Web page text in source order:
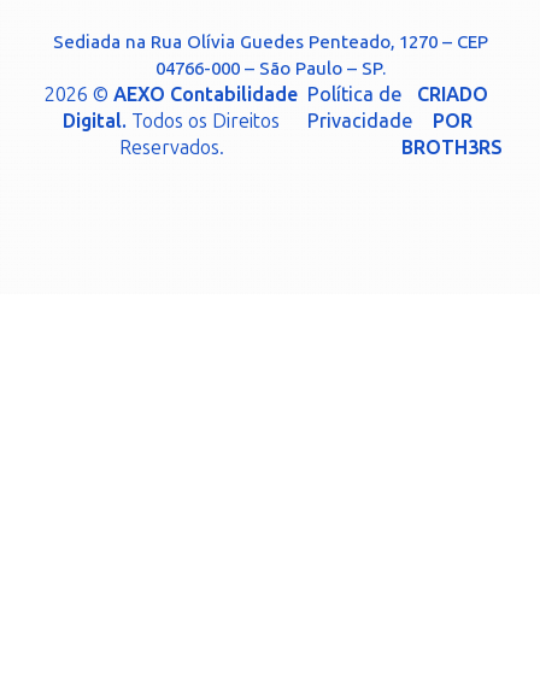
Sediada na Rua Olívia Guedes Penteado, 1270 – CEP
04766-000 – São Paulo – SP.
2026 ©AEXO Contabilidade
Digital. Todos os Direitos
Reservados.
Política de
Privacidade
CRIADO
POR
BROTH3RS